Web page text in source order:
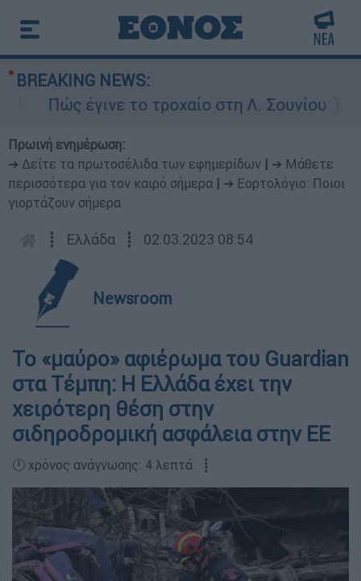
BREAKING NEWS:
Πώς έγινε το τροχαίο στη Λ. Σουνίου: Έκανε
Πρωινή ενημέρωση:
➔ Δείτε τα πρωτοσέλιδα των εφημερίδων
➔ Μάθετε
περισσότερα για τον καιρό σήμερα
➔ Εορτολόγιο: Ποιοι
γιορτάζουν σήμερα
┋ Ελλάδα ┋ 02.03.2023 08:54
Newsroom
Το «μαύρο» αφιέρωμα του Guardian
στα Τέμπη: Η Ελλάδα έχει την
χειρότερη θέση στην
σιδηροδρομική ασφάλεια στην ΕΕ
🕛 χρόνος ανάγνωσης: 4 λεπτά ┋